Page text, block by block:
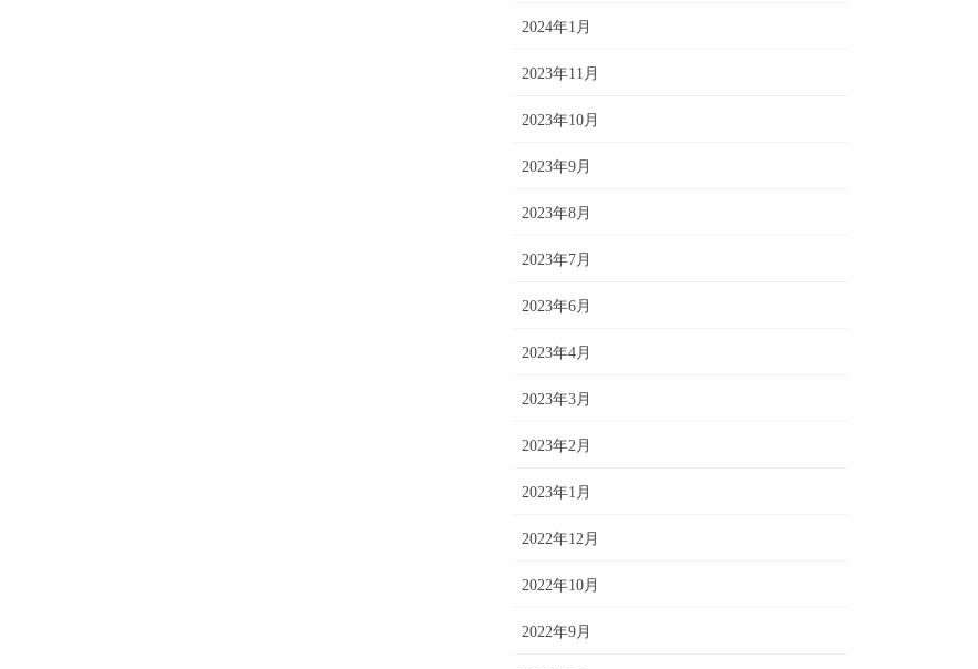
2024年1月
2023年11月
2023年10月
2023年9月
2023年8月
2023年7月
2023年6月
2023年4月
2023年3月
2023年2月
2023年1月
2022年12月
2022年10月
2022年9月